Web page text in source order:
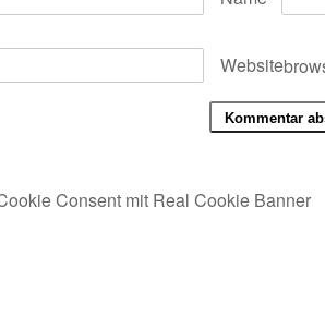
Website
Consent mit Real Cookie Banner